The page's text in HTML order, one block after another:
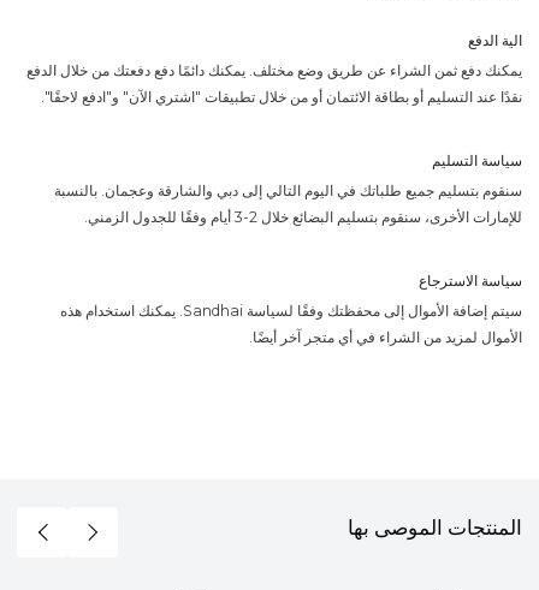
الية الدفع
يمكنك دفع ثمن الشراء عن طريق وضع مختلف. يمكنك دائمًا دفع دفعتك من خلال الدفع
نقدًا عند التسليم أو بطاقة الائتمان أو من خلال تطبيقات "اشتري الآن" و"ادفع لاحقًا".
سياسة التسليم
سنقوم بتسليم جميع طلباتك في اليوم التالي إلى دبي والشارقة وعجمان. بالنسبة
للإمارات الأخرى، سنقوم بتسليم البضائع خلال 2-3 أيام وفقًا للجدول الزمني.
سياسة الاسترجاع
سيتم إضافة الأموال إلى محفظتك وفقًا لسياسة Sandhai. يمكنك استخدام هذه
الأموال لمزيد من الشراء في أي متجر آخر أيضًا.
المنتجات الموصى بها